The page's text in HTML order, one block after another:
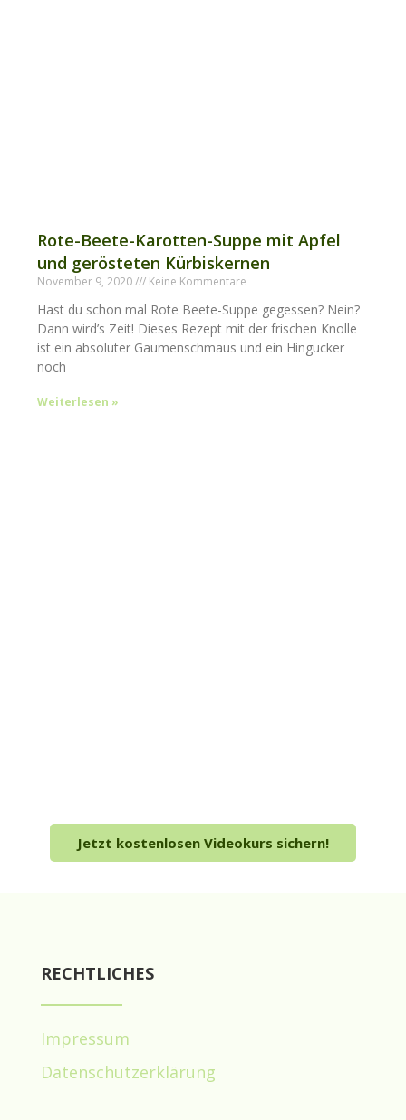
Rote-Beete-Karotten-Suppe mit Apfel
und gerösteten Kürbiskernen
November 9, 2020 Keine Kommentare
Hast du schon mal Rote Beete-Suppe gegessen? Nein?
Dann wird’s Zeit! Dieses Rezept mit der frischen Knolle
ist ein absoluter Gaumenschmaus und ein Hingucker
noch
Weiterlesen »
Jetzt kostenlosen Videokurs sichern!
RECHTLICHES
Impressum
Datenschutzerklärung